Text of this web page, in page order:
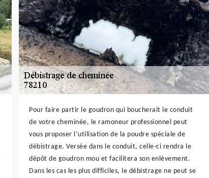
Pour faire partir le goudron qui boucherait le conduit
de votre cheminée, le ramoneur professionnel peut
vous proposer l’utilisation de la poudre spéciale de
débistrage. Versée dans le conduit, celle-ci rendra le
dépôt de goudron mou et facilitera son enlèvement.
Dans les cas les plus difficiles, le débistrage ne peut se